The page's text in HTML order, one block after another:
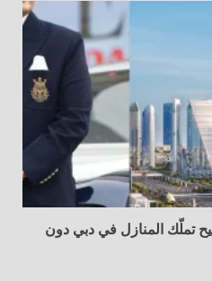
تملّك المنازل في دبي دون